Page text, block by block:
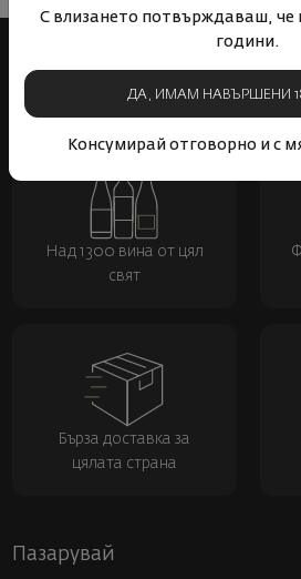
С влизането потвърждаваш, че
години.
ДА, ИМАМ НАВЪРШЕНИ
Консумирай отговорно и с
Над 1300 вина от цял
свят
Бърза доставка за
цялата страна
Пазарувай